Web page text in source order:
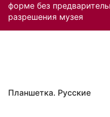
форме без
разрешения музея
Планшетка. Русские